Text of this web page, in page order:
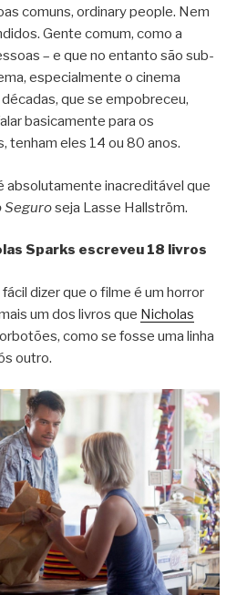
comuns, ordinary people. Nem
Gente comum, como a
– e que no entanto são sub-
especialmente o cinema
que se empobreceu,
basicamente para os
tenham eles 14 ou 80 anos.
absolutamente inacreditável que
Seguroseja Lasse Hallström.
Sparks escreveu 18 livros
fácil dizer que o filme é um horror
um dos livros que Nicholas
como se fosse uma linha
outro.